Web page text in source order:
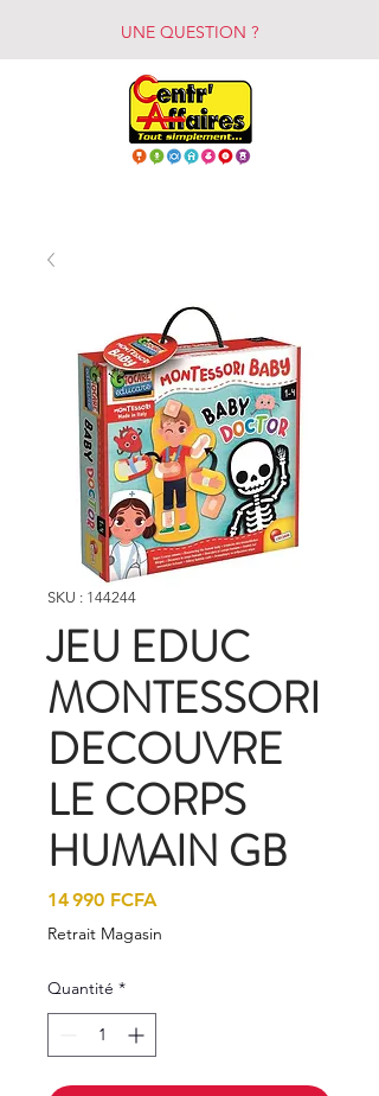
UNE QUESTION ?
SKU : 144244
JEU EDUC
MONTESSORI
DECOUVRE
LE CORPS
HUMAIN GB
14 990 FCFA
Retrait Magasin
Quantité *